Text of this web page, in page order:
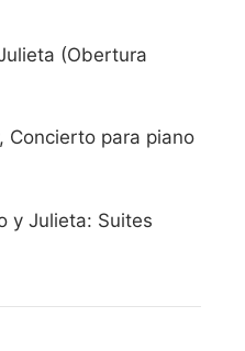
(Obertura
Concierto para piano
y Julieta: Suites